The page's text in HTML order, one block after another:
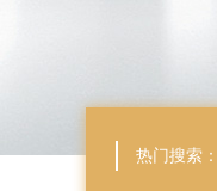
热门搜索：